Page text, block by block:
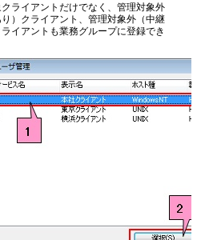
ライアントだけでなく、管理対象外
り）クライアント、管理対象外（中継
イアントも業務グループに登録でき